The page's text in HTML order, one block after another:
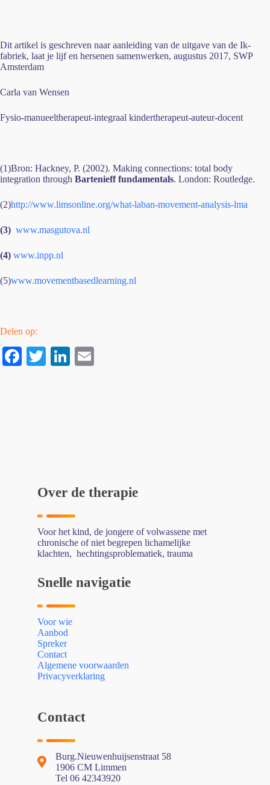
Dit artikel is geschreven naar aanleiding van de uitgave van de Ik-
fabriek, laat je lijf en hersenen samenwerken, augustus 2017, SWP
Amsterdam
Carla van Wensen
Fysio-manueeltherapeut-integraal kindertherapeut-auteur-docent
(1)Bron: Hackney, P. (2002). Making connections: total body
integration through Bartenieff fundamentals. London: Routledge.
(2)http://www.limsonline.org/what-laban-movement-analysis-lma
(3) www.masgutova.nl
(4) www.inpp.nl
(5)www.movementbasedlearning.nl
Delen op:
Fa
T
Li
Over de therapie
Voor het kind, de jongere of volwassene met
chronische of niet begrepen lichamelijke
klachten, hechtingsproblematiek, trauma
Snelle navigatie
Voor wie
Aanbod
Spreker
Contact
Algemene voorwaarden
Privacyverklaring
Contact
Burg.Nieuwenhuijsenstraat 58
1906 CM Limmen
Tel 06 42343920